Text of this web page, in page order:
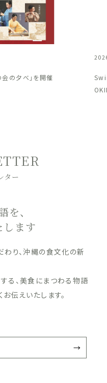
の夕べ」を開催
ター
を、
ます
わり、沖縄の食文化の新
る、美食にまつわる物語
伝えいたします。